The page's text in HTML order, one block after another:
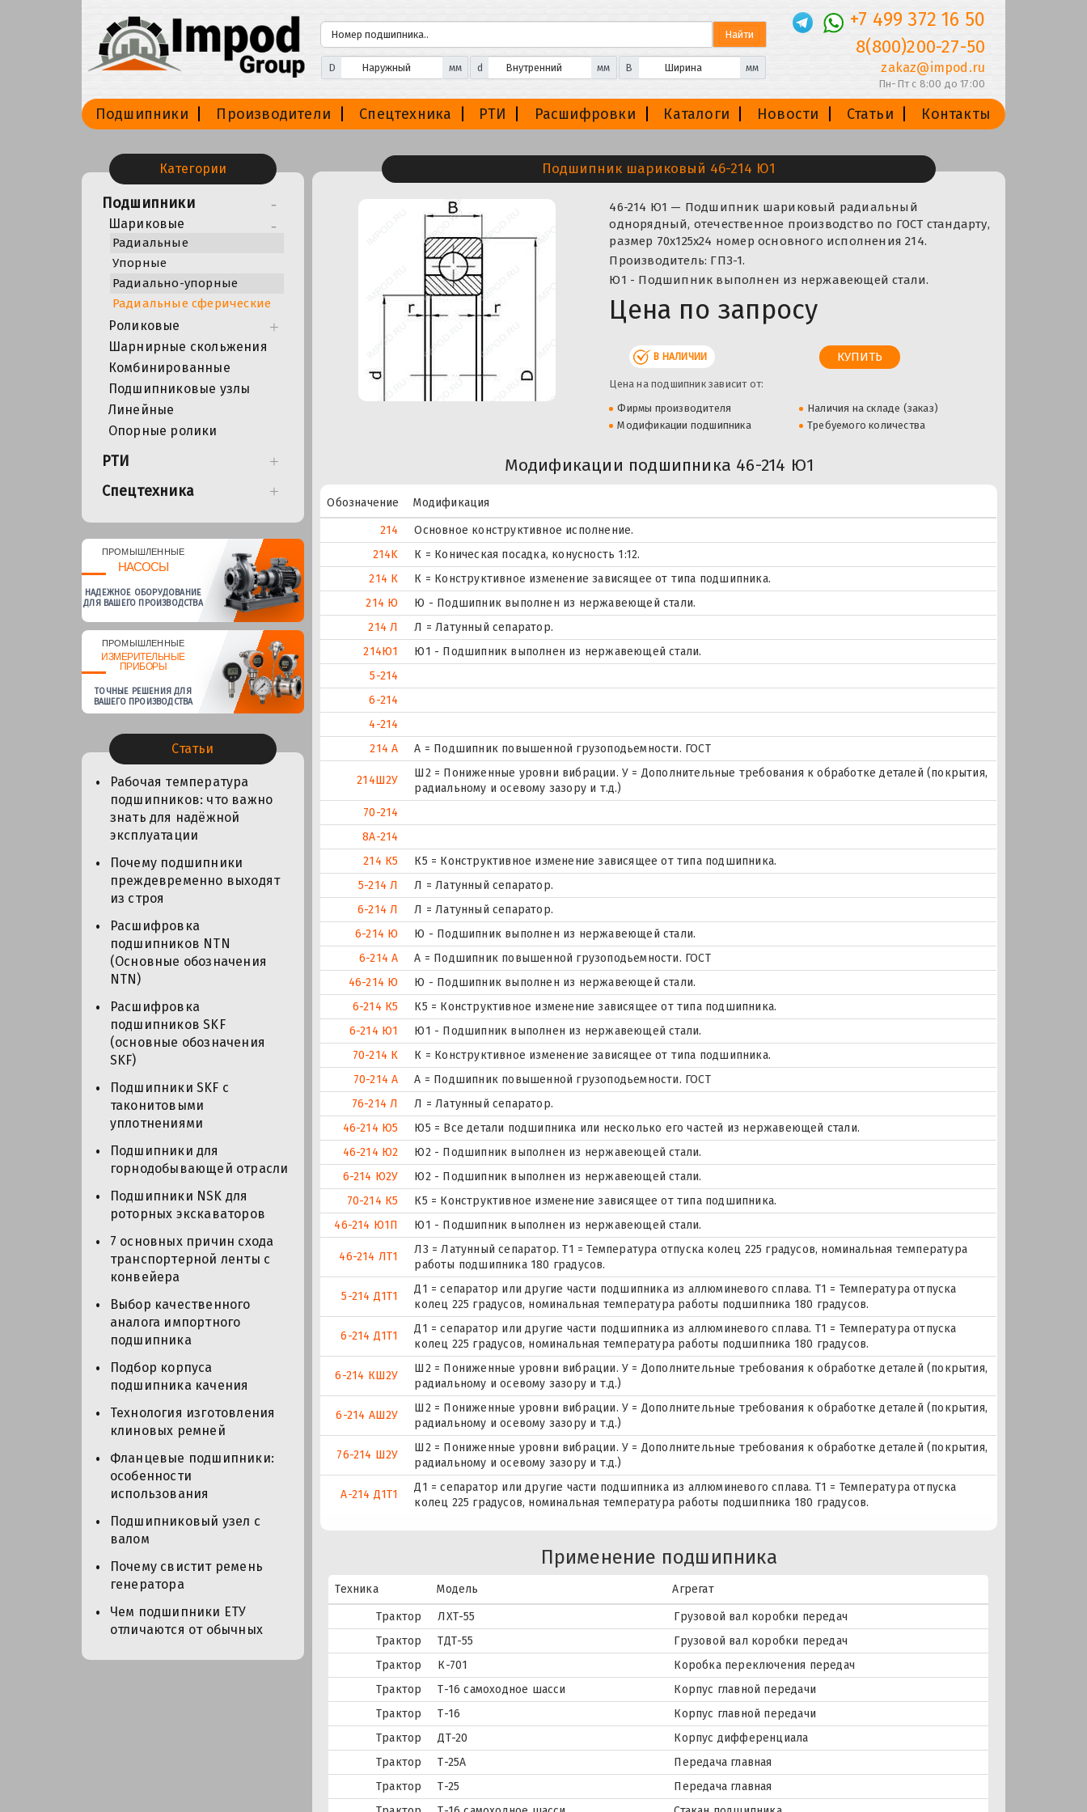
D мм d мм B мм
+7 499 372 16 50
8(800)200-27-50
zakaz@impod.ru
Пн-Пт с 8:00 до 17:00
Подшипники Производители Спецтехника РТИ Расшифровки Каталоги Новости Статьи Контакты
Категории
Подшипники
Шариковые
Радиальные
Упорные
Радиально-упорные
Радиальные сферические
Роликовые
Шарнирные скольжения
Комбинированные
Подшипниковые узлы
Линейные
Опорные ролики
РТИ
Спецтехника
ПРОМЫШЛЕННЫЕ
НАСОСЫ
НАДЕЖНОЕ ОБОРУДОВАНИЕ
ДЛЯ ВАШЕГО ПРОИЗВОДСТВА
ПРОМЫШЛЕННЫЕ
ИЗМЕРИТЕЛЬНЫЕ
ПРИБОРЫ
ТОЧНЫЕ РЕШЕНИЯ ДЛЯ
ВАШЕГО ПРОИЗВОДСТВА
Статьи
Рабочая температура
подшипников: что важно
знать для надёжной
эксплуатации
Почему подшипники
преждевременно выходят
из строя
Расшифровка
подшипников NTN
(Основные обозначения
NTN)
Расшифровка
подшипников SKF
(основные обозначения
SKF)
Подшипники SKF с
таконитовыми
уплотнениями
Подшипники для
горнодобывающей отрасли
Подшипники NSK для
роторных экскаваторов
7 основных причин схода
транспортерной ленты с
конвейера
Выбор качественного
аналога импортного
подшипника
Подбор корпуса
подшипника качения
Технология изготовления
клиновых ремней
Фланцевые подшипники:
особенности
использования
Подшипниковый узел с
валом
Почему свистит ремень
генератора
Чем подшипники ЕТУ
отличаются от обычных
Подшипник шариковый 46-214 Ю1
46-214 Ю1 — Подшипник шариковый радиальный
однорядный, отечественное производство по ГОСТ стандарту,
размер 70x125x24 номер основного исполнения 214.
Производитель: ГПЗ-1.
Ю1 - Подшипник выполнен из нержавеющей стали.
Цена по запросу
В НАЛИЧИИ
Цена на подшипник зависит от:
Фирмы производителя
Наличия на складе (заказ)
Модификации подшипника
Требуемого количества
Модификации подшипника 46-214 Ю1
Обозначение
Модификация
214
Основное конструктивное исполнение.
214K
К = Коническая посадка, конусность 1:12.
214 К
К = Конструктивное изменение зависящее от типа подшипника.
214 Ю
Ю - Подшипник выполнен из нержавеющей стали.
214 Л
Л = Латунный сепаратор.
214Ю1
Ю1 - Подшипник выполнен из нержавеющей стали.
5-214
6-214
4-214
214 А
А = Подшипник повышенной грузоподьемности. ГОСТ
214Ш2У
Ш2 = Пониженные уровни вибрации. У = Дополнительные требования к обработке деталей (покрытия,
радиальному и осевому зазору и т.д.)
70-214
8А-214
214 К5
К5 = Конструктивное изменение зависящее от типа подшипника.
5-214 Л
Л = Латунный сепаратор.
6-214 Л
Л = Латунный сепаратор.
6-214 Ю
Ю - Подшипник выполнен из нержавеющей стали.
6-214 А
А = Подшипник повышенной грузоподьемности. ГОСТ
46-214 Ю
Ю - Подшипник выполнен из нержавеющей стали.
6-214 К5
К5 = Конструктивное изменение зависящее от типа подшипника.
6-214 Ю1
Ю1 - Подшипник выполнен из нержавеющей стали.
70-214 К
К = Конструктивное изменение зависящее от типа подшипника.
70-214 А
А = Подшипник повышенной грузоподьемности. ГОСТ
76-214 Л
Л = Латунный сепаратор.
46-214 Ю5
Ю5 = Все детали подшипника или несколько его частей из нержавеющей стали.
46-214 Ю2
Ю2 - Подшипник выполнен из нержавеющей стали.
6-214 Ю2У
Ю2 - Подшипник выполнен из нержавеющей стали.
70-214 К5
К5 = Конструктивное изменение зависящее от типа подшипника.
46-214 Ю1П
Ю1 - Подшипник выполнен из нержавеющей стали.
46-214 ЛТ1
Л3 = Латунный сепаратор. Т1 = Температура отпуска колец 225 градусов, номинальная температура
работы подшипника 180 градусов.
5-214 Д1Т1
Д1 = сепаратор или другие части подшипника из аллюминевого сплава. Т1 = Температура отпуска
колец 225 градусов, номинальная температура работы подшипника 180 градусов.
6-214 Д1Т1
Д1 = сепаратор или другие части подшипника из аллюминевого сплава. Т1 = Температура отпуска
колец 225 градусов, номинальная температура работы подшипника 180 градусов.
6-214 КШ2У
Ш2 = Пониженные уровни вибрации. У = Дополнительные требования к обработке деталей (покрытия,
радиальному и осевому зазору и т.д.)
6-214 АШ2У
Ш2 = Пониженные уровни вибрации. У = Дополнительные требования к обработке деталей (покрытия,
радиальному и осевому зазору и т.д.)
76-214 Ш2У
Ш2 = Пониженные уровни вибрации. У = Дополнительные требования к обработке деталей (покрытия,
радиальному и осевому зазору и т.д.)
А-214 Д1Т1
Д1 = сепаратор или другие части подшипника из аллюминевого сплава. Т1 = Температура отпуска
колец 225 градусов, номинальная температура работы подшипника 180 градусов.
Применение подшипника
Техника Модель
Агрегат
Трактор
ЛХТ-55
Грузовой вал коробки передач
Трактор
ТДТ-55
Грузовой вал коробки передач
Трактор
К-701
Коробка переключения передач
Трактор
Т-16 самоходное шасси
Корпус главной передачи
Трактор
Т-16
Корпус главной передачи
Трактор
ДТ-20
Корпус дифференциала
Трактор
Т-25А
Передача главная
Трактор
Т-25
Передача главная